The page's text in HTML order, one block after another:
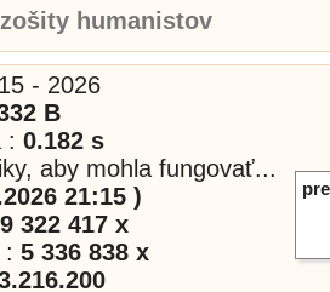
zošity humanistov
- 2026
B
: 0.182 s
aby mohla fungovať...
21:15 )
322 417 x
: 5 336 838 x